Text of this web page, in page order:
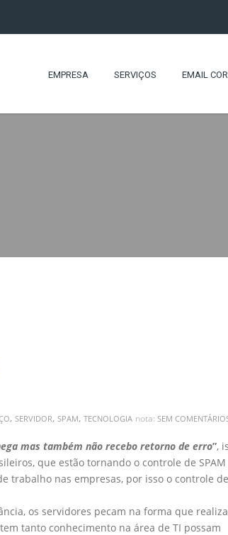
EMPRESA SERVIÇOS EMAIL
, SERVIDOR, SPAM, TECNOLOGIA nota: SEM
mas também não recebo retorno de erro”,
que estão tornando o controle de
trabalho nas empresas, por isso o controle de
os servidores pecam na forma que
tanto conhecimento na área de TI possam